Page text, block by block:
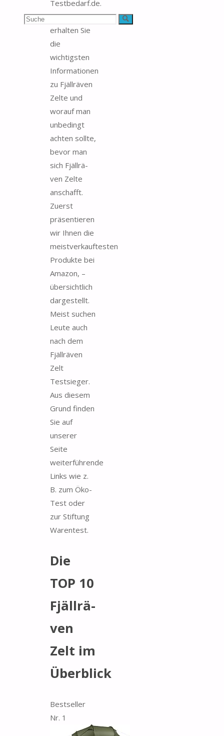
Suchen Suche
Testbedarf.de.
Bei uns
erhalten Sie
die
wichtigsten
Informationen
zu Fjäll­rä­ven
Zelte und
worauf man
unbedingt
achten sollte,
bevor man
sich Fjäll­rä­
ven Zelte
anschafft.
Zuerst
präsentieren
wir Ihnen die
meistverkauftesten
Produkte bei
Amazon, –
übersichtlich
dargestellt.
Meist suchen
Leute auch
nach dem
Fjäll­rä­ven
Zelt
Testsieger.
Aus diesem
Grund finden
Sie auf
unserer
Seite
weiterführende
Links wie z.
B. zum Öko-
Test oder
zur Stiftung
Warentest.
Die
TOP 10
Fjäll­rä­
ven
Zelt im
Überblick
Bestseller
Nr. 1